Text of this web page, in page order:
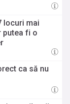
locuri mai
putea fi o
ca să nu